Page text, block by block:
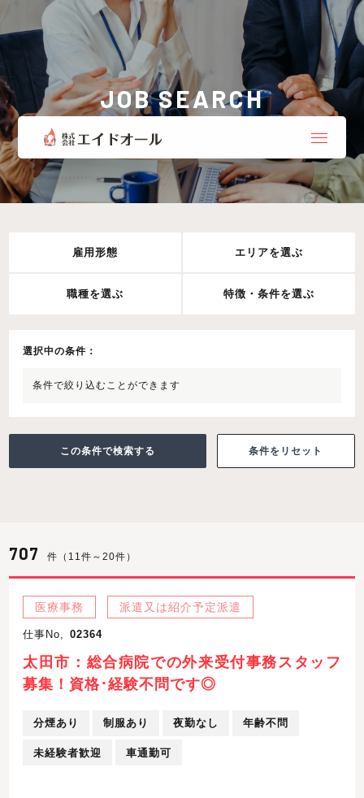
JOB SEARCH
雇用形態 エリアを選ぶ
職種を選ぶ 特徴・条件を選ぶ
選択中の条件：
条件で絞り込むことができます
条件をリセット
707 件（11件～20件）
医療事務 派遣又は紹介予定派遣
仕事No, 02364
太田市：総合病院での外来受付事務スタッフ
募集！資格･経験不問です◎
分煙あり 制服あり 夜勤なし 年齢不問
未経験者歓迎 車通勤可